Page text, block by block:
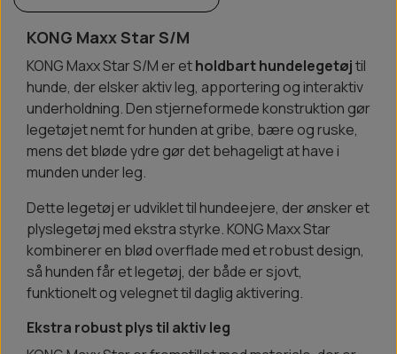
KONG Maxx Star S/M
KONG Maxx Star S/M er etholdbart hundelegetøjtil
hunde, der elsker aktiv leg, apportering og interaktiv
underholdning. Den stjerneformede konstruktion gør
legetøjet nemt for hunden at gribe, bære og ruske,
mens det bløde ydre gør det behageligt at have i
munden under leg.
Dette legetøj er udviklet til hundeejere, der ønsker et
plyslegetøj med ekstra styrke. KONG Maxx Star
kombinerer en blød overflade med et robust design,
så hunden får et legetøj, der både er sjovt,
funktionelt og velegnet til daglig aktivering.
Ekstra robust plys til aktiv leg